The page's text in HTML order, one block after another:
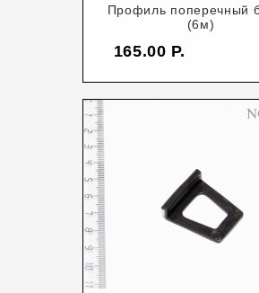
Профиль поперечный
(6м)
165.00